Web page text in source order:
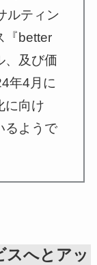
ルティン
『better
、及び価
年4月に
に向け
るようで
スへとアッ